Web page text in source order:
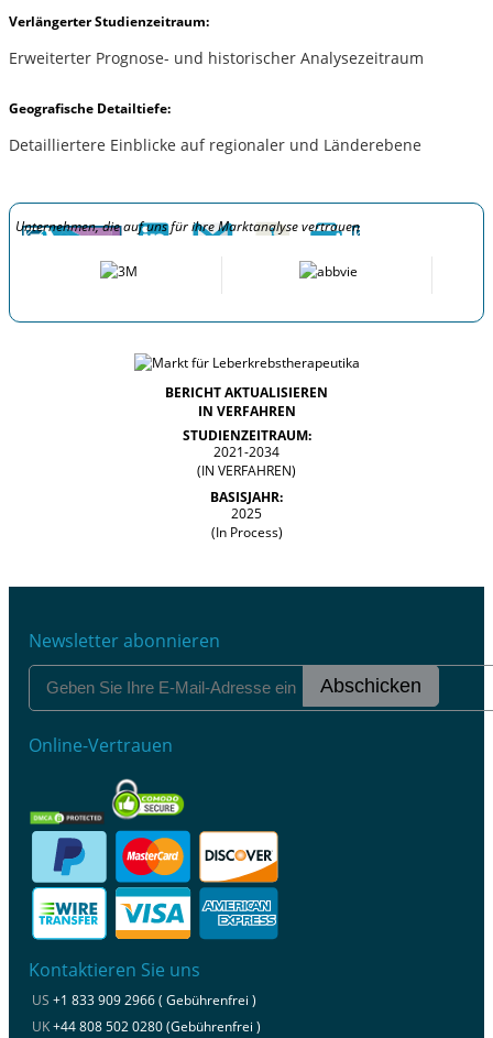
Verlängerter Studienzeitraum:
Erweiterter Prognose- und historischer Analysezeitraum
Geografische Detailtiefe:
Detailliertere Einblicke auf regionaler und Länderebene
Unternehmen, die auf uns für ihre Marktanalyse vertrauen
BERICHT AKTUALISIEREN
IN VERFAHREN
STUDIENZEITRAUM:
2021-2034
(IN VERFAHREN)
BASISJAHR:
2025
(In Process)
Newsletter abonnieren
Abschicken
Online-Vertrauen
Kontaktieren Sie uns
US +1 833 909 2966 ( Gebührenfrei )
UK+44 808 502 0280 (Gebührenfrei )